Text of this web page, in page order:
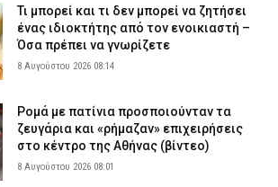
Τι μπορεί και τι δεν μπορεί να ζητήσει
ένας ιδιοκτήτης από τον ενοικιαστή –
Όσα πρέπει να γνωρίζετε
8 Αυγούστου 2026 08:14
Ρομά με πατίνια προσποιούνταν τα
ζευγάρια και «ρήμαζαν» επιχειρήσεις
στο κέντρο της Αθήνας (βίντεο)
8 Αυγούστου 2026 08:01